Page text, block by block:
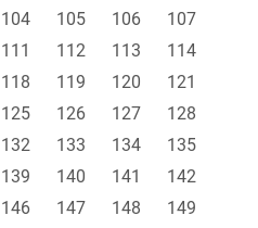
104 105 106
107
111 112 113
114
118 119 120
121
125 126 127
128
132 133 134
135
139 140 141
142
146 147 148
149